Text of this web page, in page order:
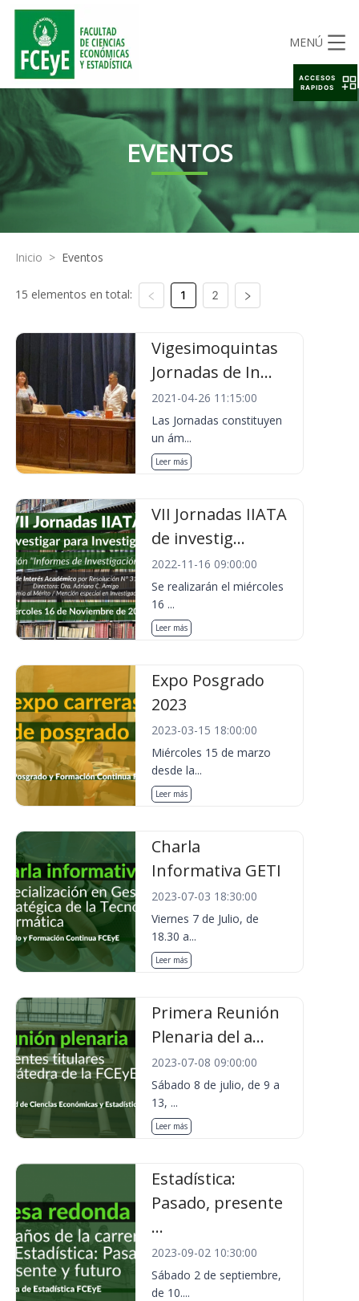
MENÚ
EVENTOS
Inicio > Eventos
15 elementos en total: 1 2
Vigesimoquintas
Jornadas de In...
2021-04-26 11:15:00
Las Jornadas constituyen
un ám...
Leer más
VII Jornadas IIATA
de investig...
2022-11-16 09:00:00
Se realizarán el miércoles
16 ...
Leer más
Expo Posgrado
2023
2023-03-15 18:00:00
Miércoles 15 de marzo
desde la...
Leer más
Charla
Informativa GETI
2023-07-03 18:30:00
Viernes 7 de Julio, de
18.30 a...
Leer más
Primera Reunión
Plenaria del a...
2023-07-08 09:00:00
Sábado 8 de julio, de 9 a
13, ...
Leer más
Estadística:
Pasado, presente
...
2023-09-02 10:30:00
Sábado 2 de septiembre,
de 10....
ACCESOS
RAPIDOS